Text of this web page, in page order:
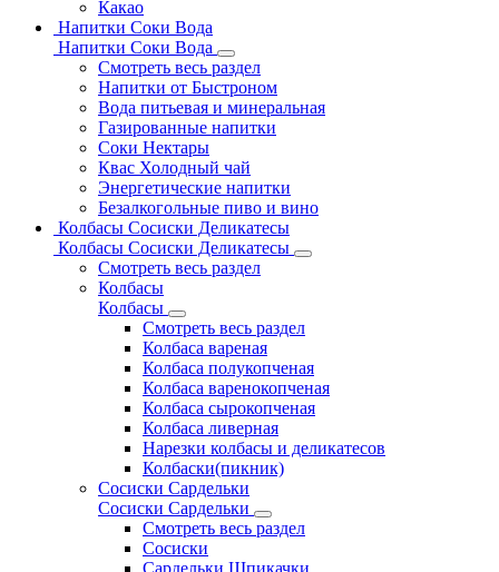
Какао
Напитки Соки Вода
Напитки Соки Вода
Смотреть весь раздел
Напитки от Быстроном
Вода питьевая и минеральная
Газированные напитки
Соки Нектары
Квас Холодный чай
Энергетические напитки
Безалкогольные пиво и вино
Колбасы Сосиски Деликатесы
Колбасы Сосиски Деликатесы
Смотреть весь раздел
Колбасы
Колбасы
Смотреть весь раздел
Колбаса вареная
Колбаса полукопченая
Колбаса варенокопченая
Колбаса сырокопченая
Колбаса ливерная
Нарезки колбасы и деликатесов
Колбаски(пикник)
Сосиски Сардельки
Сосиски Сардельки
Смотреть весь раздел
Сосиски
Сардельки Шпикачки